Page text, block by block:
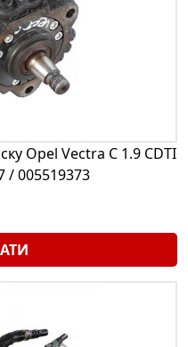
Opel Vectra C 1.9 CDTI
/ 005519373